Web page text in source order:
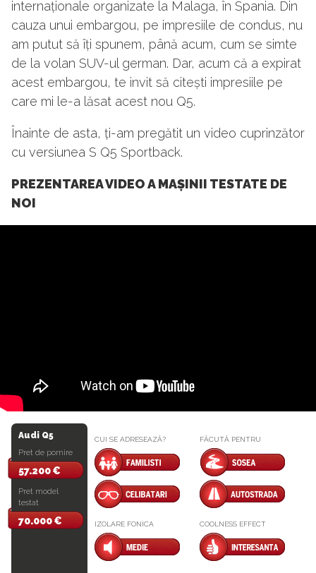
internaționale organizate la Malaga, în Spania. Din
cauza unui embargou, pe impresiile de condus, nu
am putut să îți spunem, până acum, cum se simte
de la volan SUV-ul german. Dar, acum că a expirat
acest embargou, te invit să citești impresiile pe
care mi le-a lăsat acest nou Q5.
Înainte de asta, ți-am pregătit un video cuprinzător
cu versiunea S Q5 Sportback.
PREZENTAREA VIDEO A MAȘINII TESTATE DE
NOI
Audi Q5
Pret de pornire
57.200 €
Pret model
testat
70.000 €
CUI SE ADRESEAZĂ? FĂCUTĂ PENTRU
IZOLARE FONICA COOLNESS EFFECT